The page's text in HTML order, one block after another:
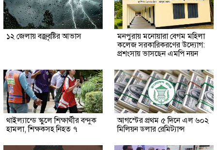
১২ জেলায় বজ্রবৃষ্টির আভাস
মনপুরায় মনোয়ারা বেগম মহিলা
কলেজ সরকারিকরণের উদ্যোগ:
প্রশংসায় ভাসছেন এমপি নয়ন
থাইল্যান্ডে স্কুলে শিক্ষার্থীর বন্দুক
হামলা, শিক্ষকসহ নিহত ৭
আগস্টের প্রথম ৫ দিনে এল ৬০২
মিলিয়ন ডলার রেমিট্যান্স